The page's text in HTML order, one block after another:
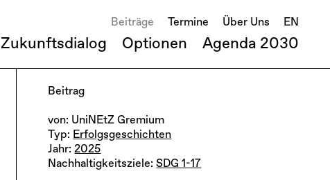
Zukunftsdialog Optionen Agenda 2030
Beiträge Termine Über Uns EN
Beitrag
von: UniNEtZ Gremium
Typ: Erfolgsgeschichten
Jahr:2025
Nachhaltigkeitsziele:SDG 1-17